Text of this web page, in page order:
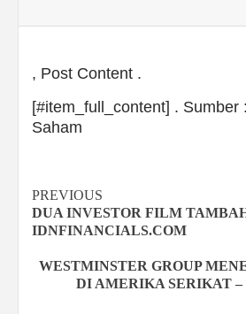
, Post Content .
[#item_full_content] . Sumber
Saham
Continue
Reading
PREVIOUS
DUA INVESTOR FILM
IDNFINANCIALS.COM
WESTMINSTER GROUP
DI AMERIKA SERIKAT